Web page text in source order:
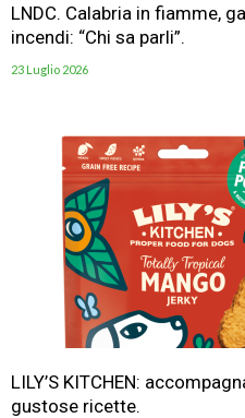
LNDC. Calabria in fiamme,
incendi: “Chi sa parli”.
23 Luglio 2026
LILY’S KITCHEN:
gustose ricette.